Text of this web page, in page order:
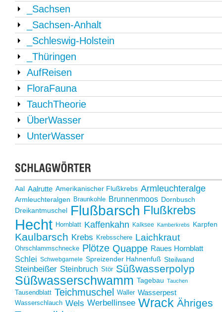
_Sachsen
_Sachsen-Anhalt
_Schleswig-Holstein
_Thüringen
AufReisen
FloraFauna
TauchTheorie
ÜberWasser
UnterWasser
Aal Aalrutte Amerikanischer Flußkrebs Armleuchteralge
Armleuchteralgen Braunkohle Brunnenmoos Dornbusch
Dreikantmuschel Flußbarsch Flußkrebs
Hecht Hornblatt Kaffenkahn Kalksee Kamberkrebs Karpfen
Kaulbarsch Krebs Krebsschere Laichkraut
Ohrschlammschnecke Plötze Quappe Raues Hornblatt
Schlei Schwebgarnele Spreizender Hahnenfuß Steilwand
Steinbeißer Steinbruch Stör Süßwasserpolyp
Süßwasserschwamm Tagebau Tauchen
Tausendblatt Teichmuschel Waller Wasserpest
Wasserschlauch Wels Werbellinsee Wrack Ähriges